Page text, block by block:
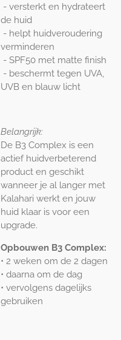
- versterkt en hydrateert
de huid
- helpt huidveroudering
verminderen
- SPF50 met matte finish
- beschermt tegen UVA,
UVB en blauw licht
Belangrijk:
De B3 Complex is een
actief huidverbeterend
product en geschikt
wanneer je al langer met
Kalahari werkt en jouw
huid klaar is voor een
upgrade.
Opbouwen B3 Complex:
• 2 weken om de 2 dagen
• daarna om de dag
• vervolgens dagelijks
gebruiken